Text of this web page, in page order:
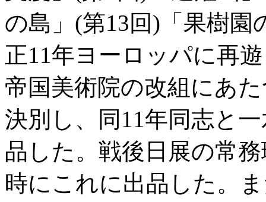
の島」(第13回)「果樹園
正11年ヨーロッパに再
帝国美術院の改組にあ
決別し、同11年同志と
品した。戦後日展の常
時にこれに出品した。